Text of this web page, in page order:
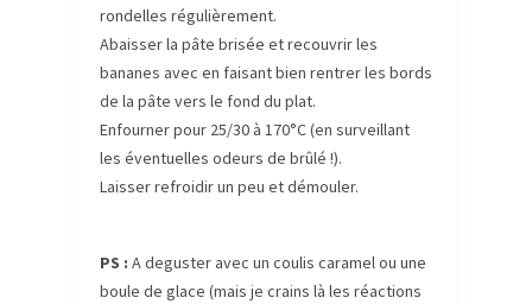
rondelles régulièrement.
Abaisser la pâte brisée et recouvrir les
bananes avec en faisant bien rentrer les bords
de la pâte vers le fond du plat.
Enfourner pour 25/30 à 170°C (en surveillant
les éventuelles odeurs de brûlé !).
Laisser refroidir un peu et démouler.
PS : A deguster avec un coulis caramel ou une
boule de glace (mais je crains là les réactions